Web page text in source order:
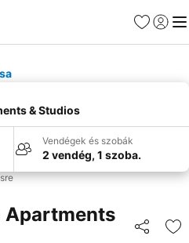
Kedvencek
& Studios
Vendégek és szobák
2 vendég, 1 szoba.
Apartments